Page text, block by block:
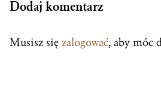
Dodaj komentarz
Musisz się zalogować, aby móc